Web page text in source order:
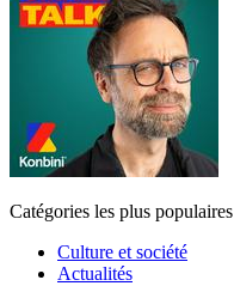
Catégories les plus populaires
Culture et société
Actualités